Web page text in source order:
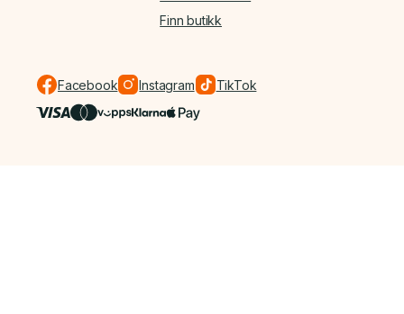
Finn butikk
Facebook Instagram TikTok